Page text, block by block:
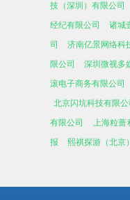
技（深圳）有限公司
经纪有限公司
诸城
司
济南亿景网络科
限公司
深圳微视多
滚电子商务有限公司
北京闪坑科技有限公
有限公司
上海粒蔷
报
熙祺探游（北京